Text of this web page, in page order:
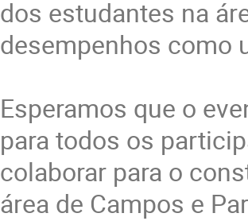
dos estudantes na
desempenhos como
Esperamos que o
para todos os
colaborar para o
área de Campos e